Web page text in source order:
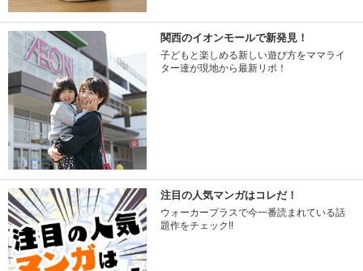
関西のイオンモールで新発見！
子どもと楽しめる新しい遊び方をママライ
ター達が現地から最新リポ！
注目の人気マンガはコレだ！
ウォーカープラスで今一番読まれている話
題作をチェック!!